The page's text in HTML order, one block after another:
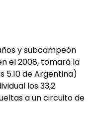
y subcampeón
el 2008, tomará la
5.10 de Argentina)
los 33,2
a un circuito de